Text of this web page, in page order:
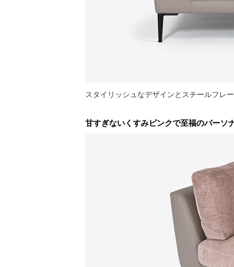
スタイリッシュなデザインとスチールフレ
甘すぎないくすみピンクで至福のパーソ